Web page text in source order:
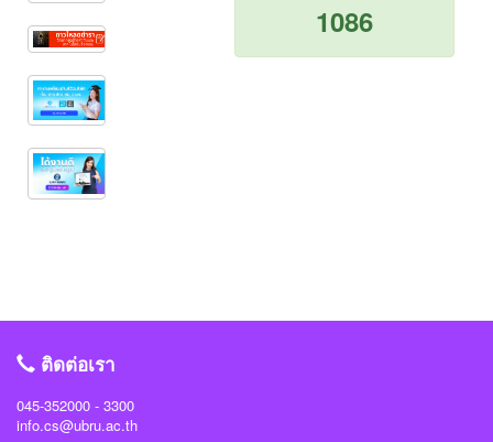
1086
ติดต่อเรา
045-352000 - 3300
info.cs@ubru.ac.th